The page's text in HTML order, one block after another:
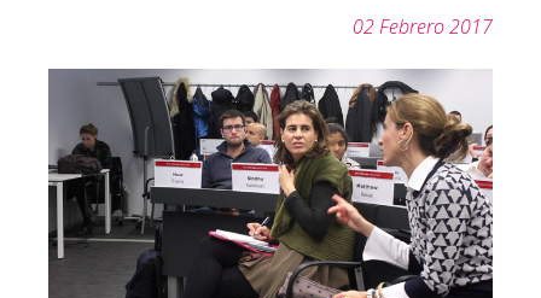
02 Febrero 2017